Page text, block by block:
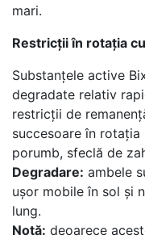
mari.
Restricții în rotația
Substanțele active
degradate relativ
restricții de
succesoare în
porumb, sfeclă de
Degradare: ambele
ușor mobile în sol și
lung.
Notă: deoarece